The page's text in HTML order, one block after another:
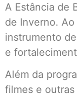
A Estância de
de Inverno.
instrumento
e
Além da
filmes e